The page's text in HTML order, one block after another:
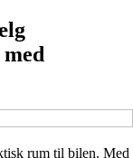
rum til bilen. Med